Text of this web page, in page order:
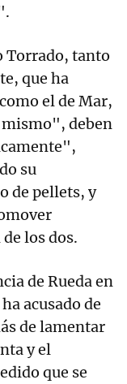
Torrado, tanto
que ha
el de Mar,
deben
su
de pellets, y
los dos.
de Rueda en
acusado de
de lamentar
y el
que se